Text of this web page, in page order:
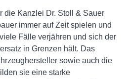
die Kanzlei Dr. Stoll & Sauer
immer auf Zeit spielen und
Fälle verjähren und sich der
in Grenzen hält. Das
sowie auch die
sie eine starke